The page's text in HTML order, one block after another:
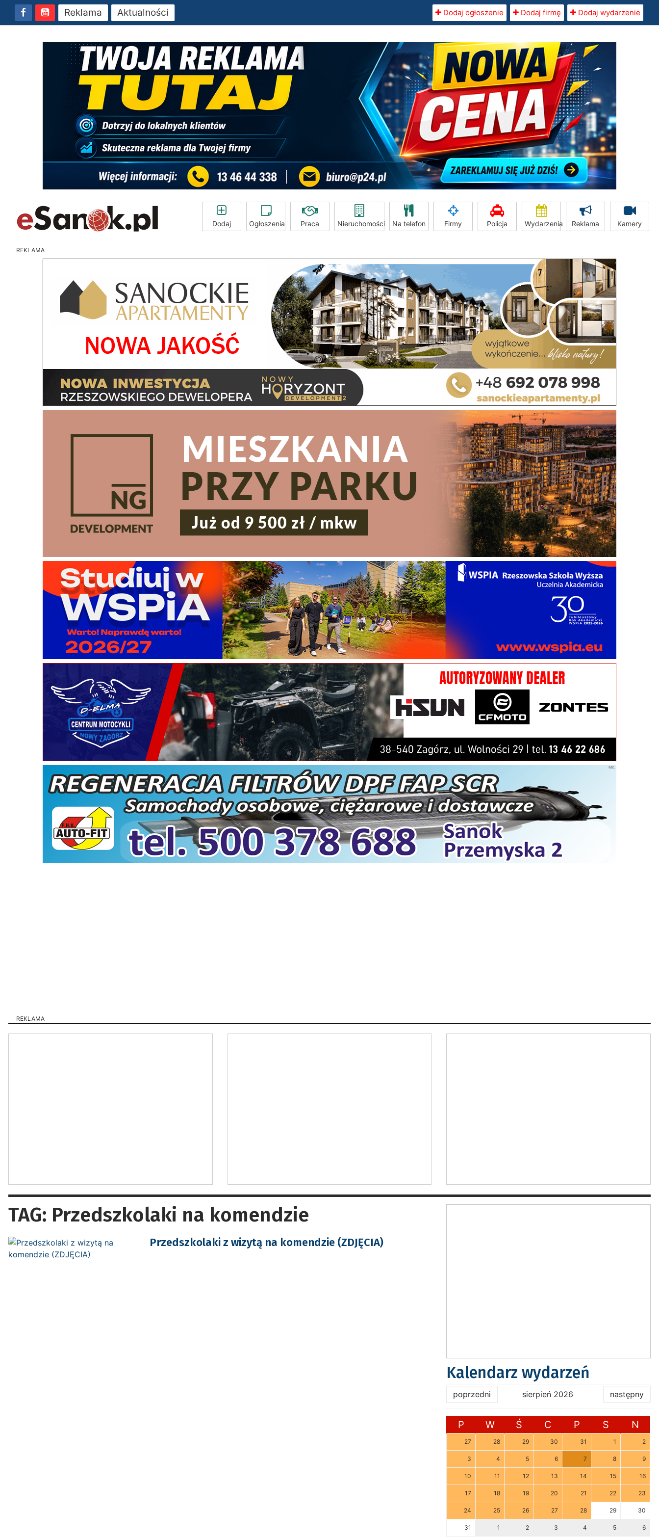
Reklama Aktualności Dodaj ogłoszenie Dodaj firmę Dodaj wydarzenie
Dodaj Ogłoszenia Praca Nieruchomości Na telefon Firmy Policja Wydarzenia Reklama Kamery
REKLAMA
REKLAMA
TAG: Przedszkolaki na komendzie
Przedszkolaki z wizytą na komendzie (ZDJĘCIA)
Kalendarz wydarzeń
poprzedni sierpień 2026 następny
P W Ś C P S N
27 28 29 30 31 1 2
3 4 5 6 7 8 9
10 11 12 13 14 15 16
17 18 19 20 21 22 23
24 25 26 27 28 29 30
31 1 2 3 4 5 6